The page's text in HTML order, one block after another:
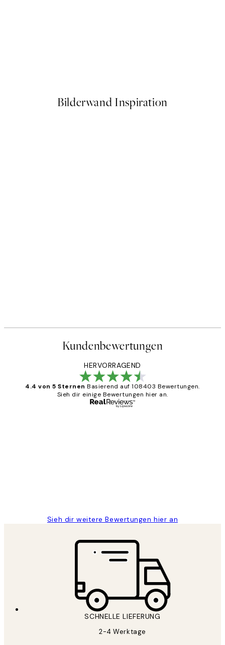
Bilderwand Inspiration
Kundenbewertungen
HERVORRAGEND
4.4 von 5 Sternen Basierend auf 108403 Bewertungen.
Sieh dir einige Bewertungen hier an.
Sieh dir weitere Bewertungen hier an
SCHNELLE LIEFERUNG
2-4 Werktage